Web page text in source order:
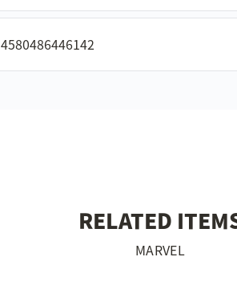
4580486446142
RELATED
MARVEL